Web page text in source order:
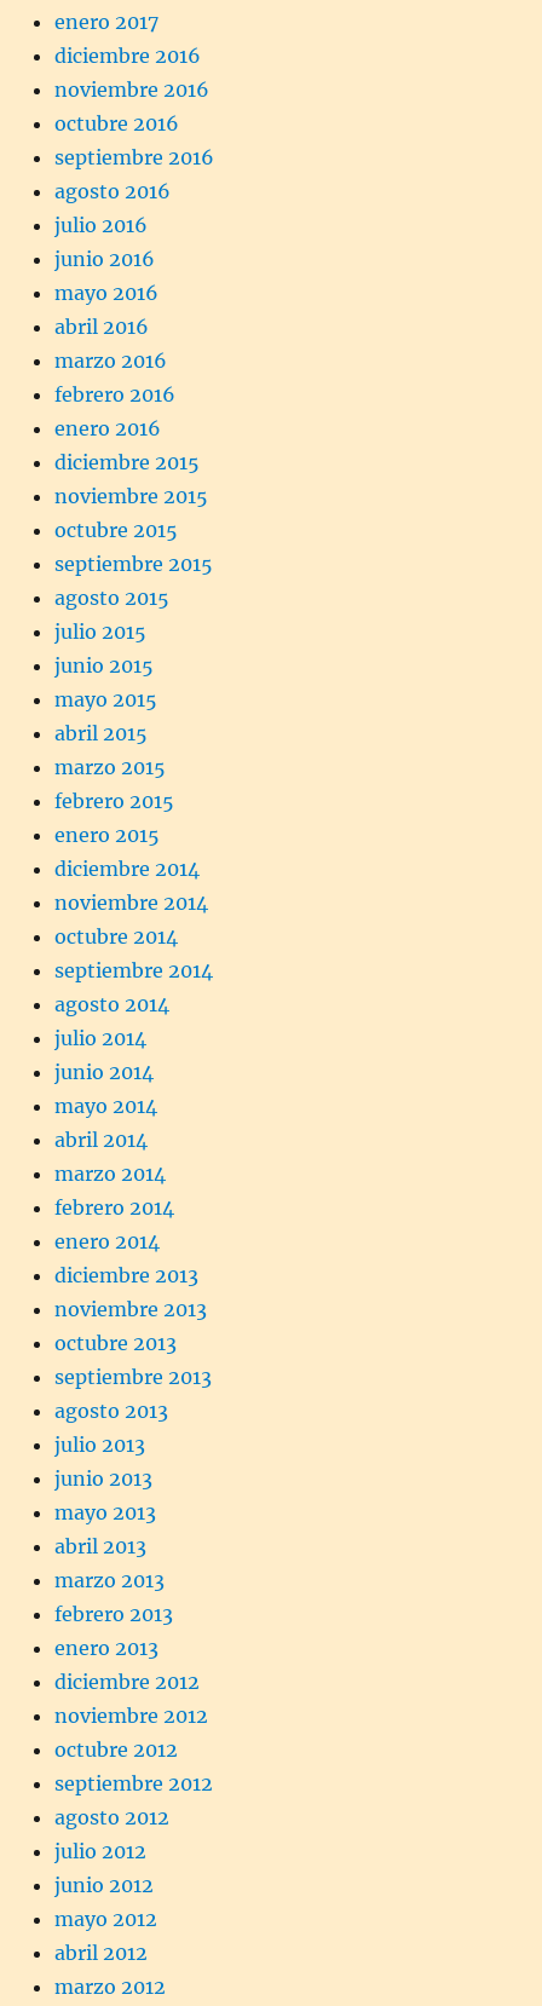
enero 2017
diciembre 2016
noviembre 2016
octubre 2016
septiembre 2016
agosto 2016
julio 2016
junio 2016
mayo 2016
abril 2016
marzo 2016
febrero 2016
enero 2016
diciembre 2015
noviembre 2015
octubre 2015
septiembre 2015
agosto 2015
julio 2015
junio 2015
mayo 2015
abril 2015
marzo 2015
febrero 2015
enero 2015
diciembre 2014
noviembre 2014
octubre 2014
septiembre 2014
agosto 2014
julio 2014
junio 2014
mayo 2014
abril 2014
marzo 2014
febrero 2014
enero 2014
diciembre 2013
noviembre 2013
octubre 2013
septiembre 2013
agosto 2013
julio 2013
junio 2013
mayo 2013
abril 2013
marzo 2013
febrero 2013
enero 2013
diciembre 2012
noviembre 2012
octubre 2012
septiembre 2012
agosto 2012
julio 2012
junio 2012
mayo 2012
abril 2012
marzo 2012